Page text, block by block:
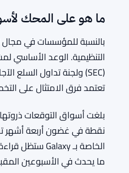
الشيوخ بحلول أوائل يوليو،
أو الآخر.
هذا طلب صعب.
ما هو على المحك
التنظيمية. الوعد الأساسي